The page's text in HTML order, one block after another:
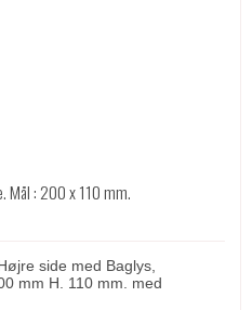
: 200 x 110 mm.
side med Baglys,
mm H. 110 mm. med